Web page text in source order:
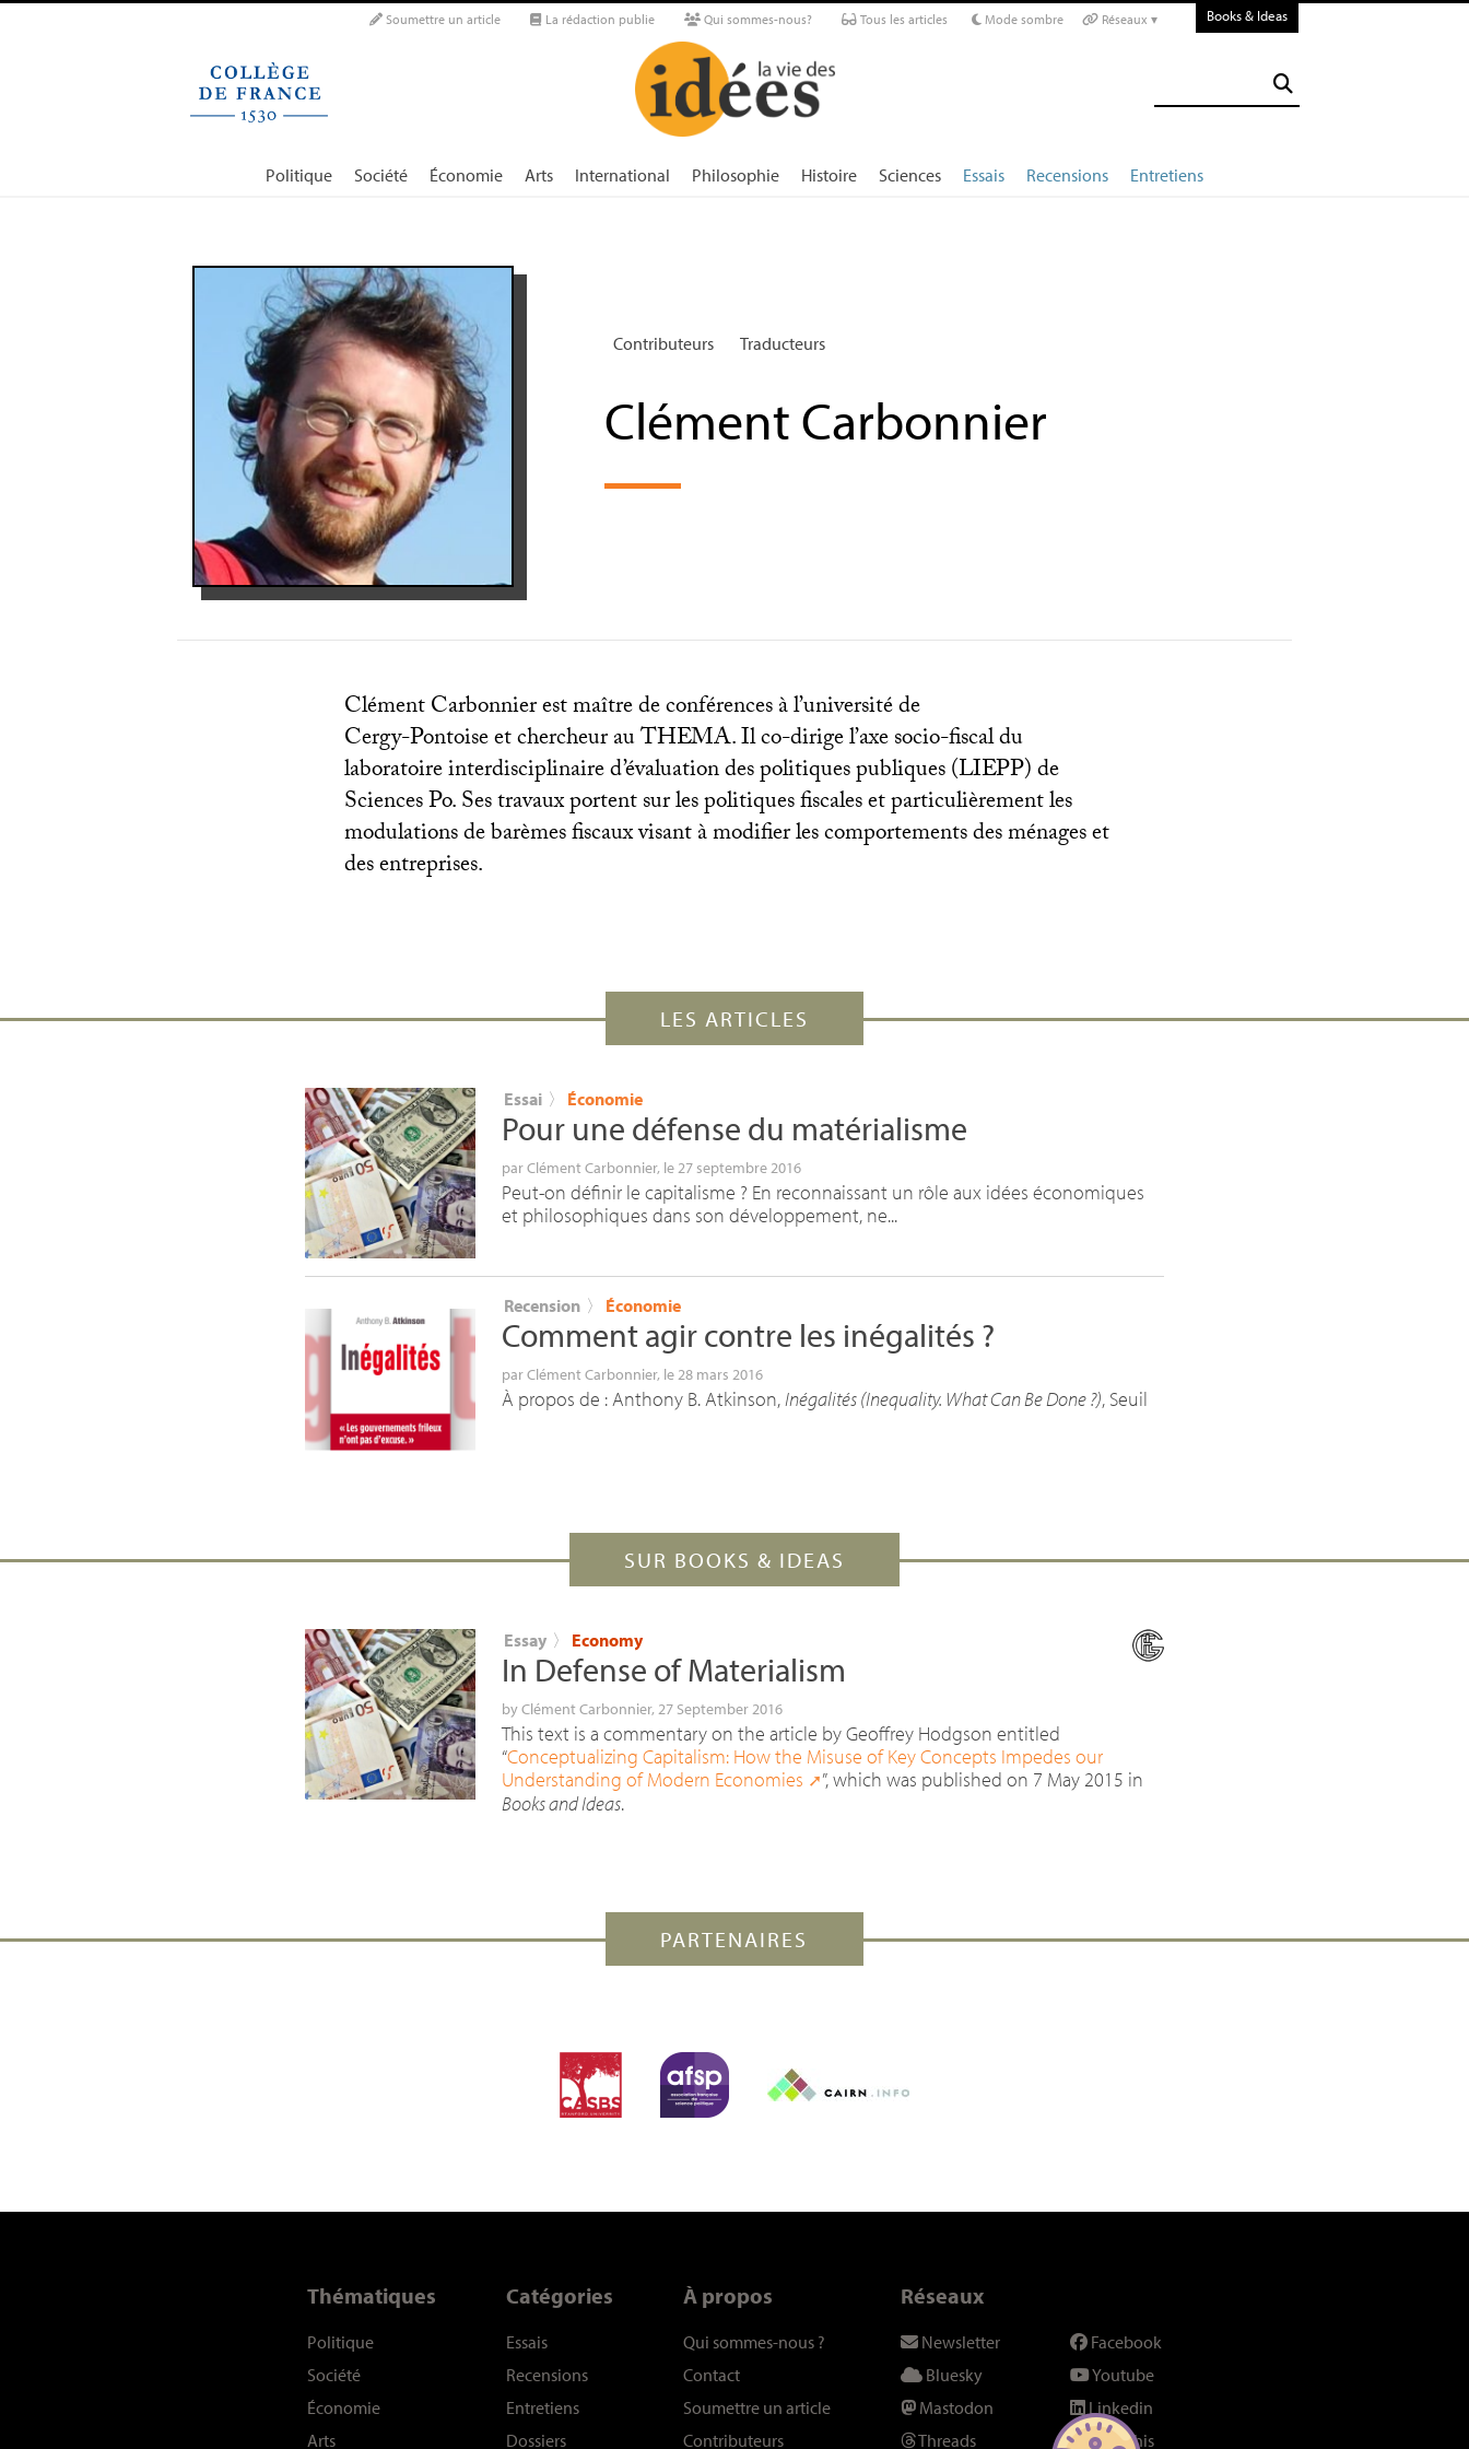
Soumettre un article La rédaction publie Qui sommes-nous? Tous les articles Mode sombre Réseaux ▾ Books & Ideas
Politique Société Économie Arts International Philosophie Histoire Sciences Essais Recensions Entretiens
Contributeurs Traducteurs
Clément Carbonnier
Clément Carbonnier est maître de conférences à l’université de
Cergy-Pontoise et chercheur auTHEMA. Il co-dirige l’axe socio-fiscal du
laboratoire interdisciplinaire d’évaluation des politiques publiques (LIEPP) de
Sciences Po. Ses travaux portent sur les politiques fiscales et particulièrement les
modulations de barèmes fiscaux visant à modifier les comportements des ménages et
des entreprises.
LES ARTICLES
Essai 〉 Économie
Pour une défense du matérialisme
parClément Carbonnier, le 27 septembre 2016
Peut-on définir le capitalisme ? En reconnaissant un rôle aux idées économiques
et philosophiques dans son développement, ne...
Recension 〉 Économie
Comment agir contre les inégalités ?
parClément Carbonnier, le 28 mars 2016
À propos de : Anthony B. Atkinson,Inégalités (Inequality. What Can Be Done?), Seuil
SUR BOOKS & IDEAS
Essay 〉 Economy
In Defense of Materialism
byClément Carbonnier, 27 September 2016
This text is a commentary on the article by Geoffrey Hodgson entitled
“Conceptualizing Capitalism: How the Misuse of Key Concepts Impedes our
Understanding of Modern Economies
”, which was published on 7 May 2015 in
Books and Ideas.
PARTENAIRES
Thématiques
Politique
Société
Économie
Arts
Catégories
Essais
Recensions
Entretiens
Dossiers
À propos
Qui sommes-nous ?
Contact
Soumettre un article
Contributeurs
Réseaux
Newsletter
Bluesky
Mastodon
Threads
Facebook
Youtube
Linkedin
SeenThis